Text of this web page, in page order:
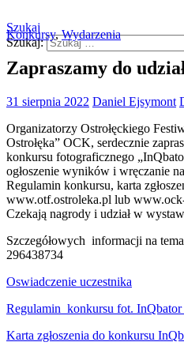
Ostrołęckie
Szukaj
Szukaj:
Konkursy,Wydarzenia
Zapraszamy do
31 sierpnia 2022 Daniel Ejsymont
Organizatorzy Ostrołęckiego
Ostrołęka” OCK, serdecznie
konkursu fotograficznego
ogłoszenie wyników i wręczanie
Regulamin konkursu, karta
www.otf.ostroleka.pl lub
Czekają nagrody i udział w
Szczegółowych informacji na
296438734
Oswiadczenie uczestnika
Regulamin_konkursu fot. InQbator
Karta zgłoszenia do konkursu